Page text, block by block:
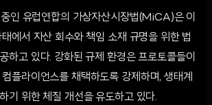
인 유럽연합의 가상자산시장법(MiCA)은 이
에서 자산 회수와 책임 소재 규명을 위한 법
하고 있다. 강화된 규제 환경은 프로토콜들이
플라이언스를 채택하도록 강제하며, 생태계
기 위한 체질 개선을 유도하고 있다.